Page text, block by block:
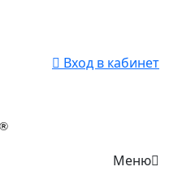
Вход в кабинет
Меню